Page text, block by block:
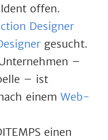
offen.
Designer
gesucht.
–
– ist
einem Web-
einen